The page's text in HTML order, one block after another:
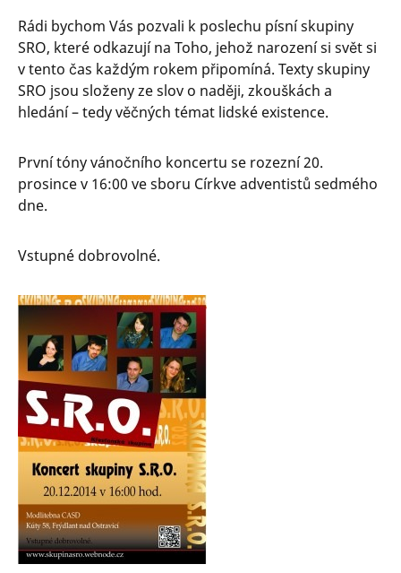
Rádi bychom Vás pozvali k poslechu písní skupiny
SRO, které odkazují na Toho, jehož narození si svět si
v tento čas každým rokem připomíná. Texty skupiny
SRO jsou složeny ze slov o naději, zkouškách a
hledání – tedy věčných témat lidské existence.
První tóny vánočního koncertu se rozezní 20.
prosince v 16:00 ve sboru Církve adventistů sedmého
dne.
Vstupné dobrovolné.